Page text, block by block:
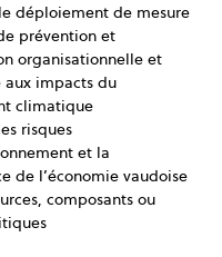
déploiement de mesure
prévention et
organisationnelle et
aux impacts du
climatique
risques
et la
de l’économie vaudoise
composants ou